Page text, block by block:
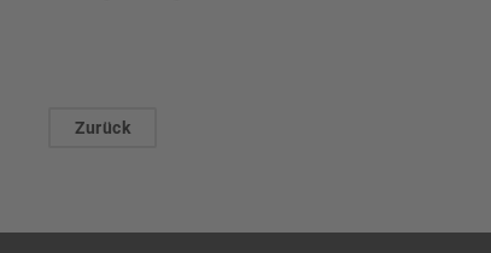
Zurück